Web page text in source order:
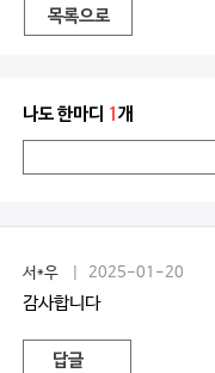
목록으로
나도 한마디 1개
서*우 | 2025-01-20
감사합니다
답글